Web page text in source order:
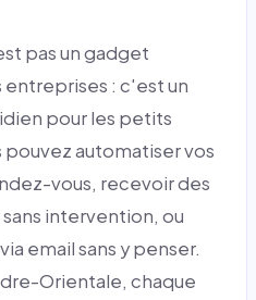
pas un gadget
entreprises : c'est un
pour les petits
automatiser vos
vous, recevoir des
intervention, ou
email sans y penser.
Orientale, chaque